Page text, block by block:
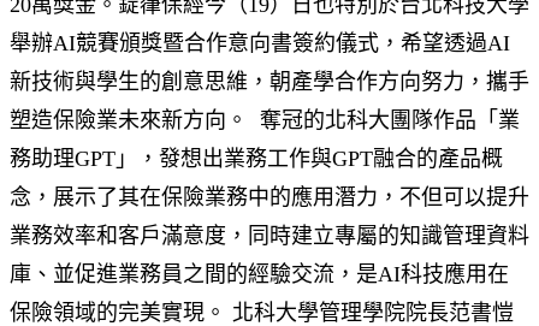
舉辦AI競賽頒獎暨合作意向書簽約儀式，希望透過AI
新技術與學生的創意思維，朝產學合作方向努力，攜手
塑造保險業未來新方向。
奪冠的北科大團隊作品「業
務助理GPT」，發想出業務工作與GPT融合的產品概
念，展示了其在保險業務中的應用潛力，不但可以提升
業務效率和客戶滿意度，同時建立專屬的知識管理資料
庫、並促進業務員之間的經驗交流，是AI科技應用在
保險領域的完美實現。 北科大學管理學院院長范書愷